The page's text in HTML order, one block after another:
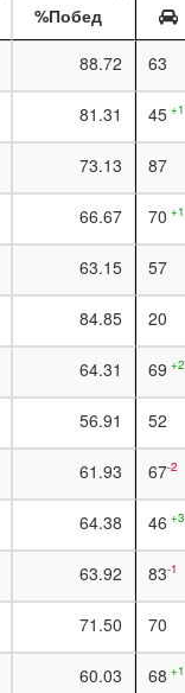
%Побед
88.72 63
81.31 45 +1
73.13 87
66.67 70 +1
63.15 57
84.85 20
64.31 69 +2
56.91 52
61.93 67-2
64.38 46 +3
63.92 83-1
71.50 70
60.03 68 +1